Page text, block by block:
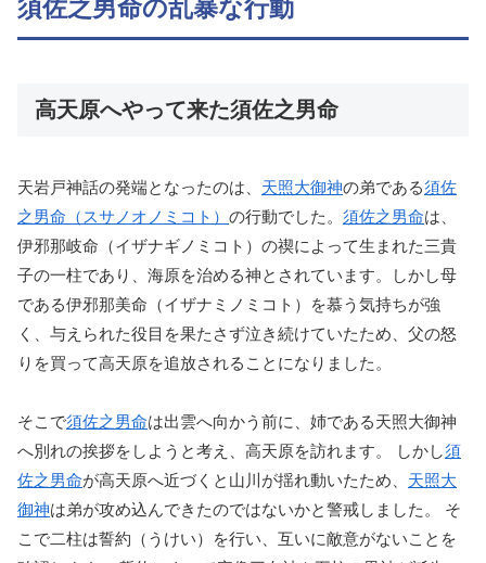
須佐之男命の乱暴な行動
高天原へやって来た須佐之男命
天岩戸神話の発端となったのは、 天照大御神の弟である須佐
之男命（スサノオノミコト） の行動でした。 須佐之男命は、
伊邪那岐命（イザナギノミコト）の禊によって生まれた三貴
子の一柱であり、海原を治める神とされています。しかし母
である伊邪那美命（イザナミノミコト）を慕う気持ちが強
く、与えられた役目を果たさず泣き続けていたため、父の怒
りを買って高天原を追放されることになりました。
そこで須佐之男命は出雲へ向かう前に、姉である天照大御神
へ別れの挨拶をしようと考え、高天原を訪れます。 しかし須
佐之男命が高天原へ近づくと山川が揺れ動いたため、 天照大
御神は弟が攻め込んできたのではないかと警戒しました。 そ
こで二柱は誓約（うけい）を行い、互いに敵意がないことを